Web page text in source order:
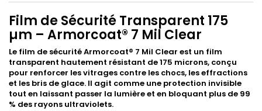
Film de Sécurité Transparent 175
µm – Armorcoat® 7 Mil Clear
Le film de sécurité Armorcoat® 7 Mil Clear est un film
transparent hautement résistant de 175 microns, conçu
pour renforcer les vitrages contre les chocs, les effractions
et les bris de glace. Il agit comme une protection invisible
tout en laissant passer la lumière et en bloquant plus de 99
% des rayons ultraviolets.